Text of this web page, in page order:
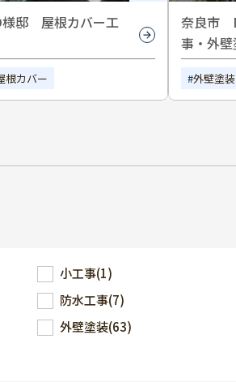
邸 屋根カバー工
根カバー
奈良市
事・外
外壁塗装
小工事(1)
防水工事(7)
外壁塗装(63)